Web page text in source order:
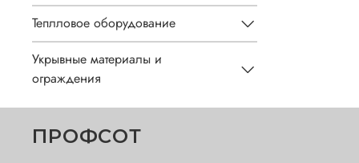
Теплловое оборудование
Укрывные материалы и
ограждения
ПРОФСОТ